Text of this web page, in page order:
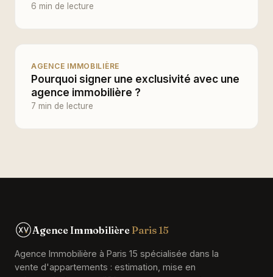
6 min de lecture
AGENCE IMMOBILIÈRE
Pourquoi signer une exclusivité avec une
agence immobilière ?
7 min de lecture
Agence Immobilière Paris 15
Agence Immobilière à Paris 15 spécialisée dans la
vente d'appartements : estimation, mise en